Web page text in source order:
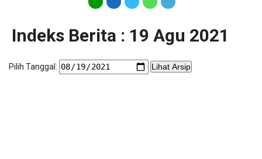
Indeks Berita : 19 Agu 2021
Pilih Tanggal: Lihat Arsip